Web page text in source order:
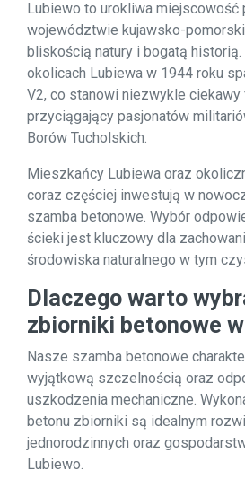
Lubiewo to urokliwa miejscowość
województwie kujawsko-
bliskością natury i bogatą historią.
okolicach Lubiewa w 1944 roku
V2, co stanowi niezwykle
przyciągający pasjonatów
Borów Tucholskich.
Mieszkańcy Lubiewa oraz
coraz częściej inwestują w
szamba betonowe. Wybór
ścieki jest kluczowy dla
środowiska naturalnego w tym
Dlaczego warto
zbiorniki betonowe
Nasze szamba betonowe
wyjątkową szczelnością oraz
uszkodzenia mechaniczne.
betonu zbiorniki są idealnym
jednorodzinnych oraz
Lubiewo.